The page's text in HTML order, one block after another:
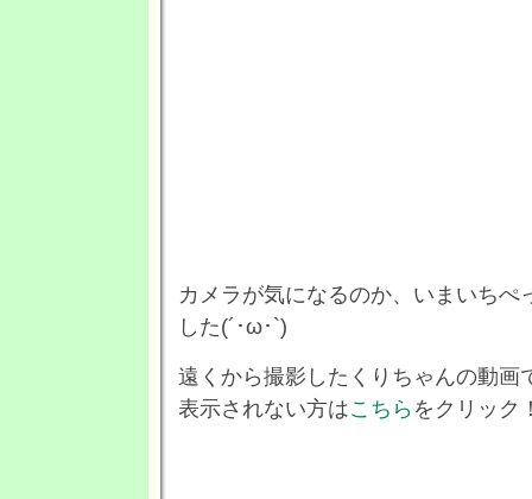
カメラが気になるのか、いまいちぺ
した(´･ω･`)
遠くから撮影したくりちゃんの動画
表示されない方はこちらをクリック